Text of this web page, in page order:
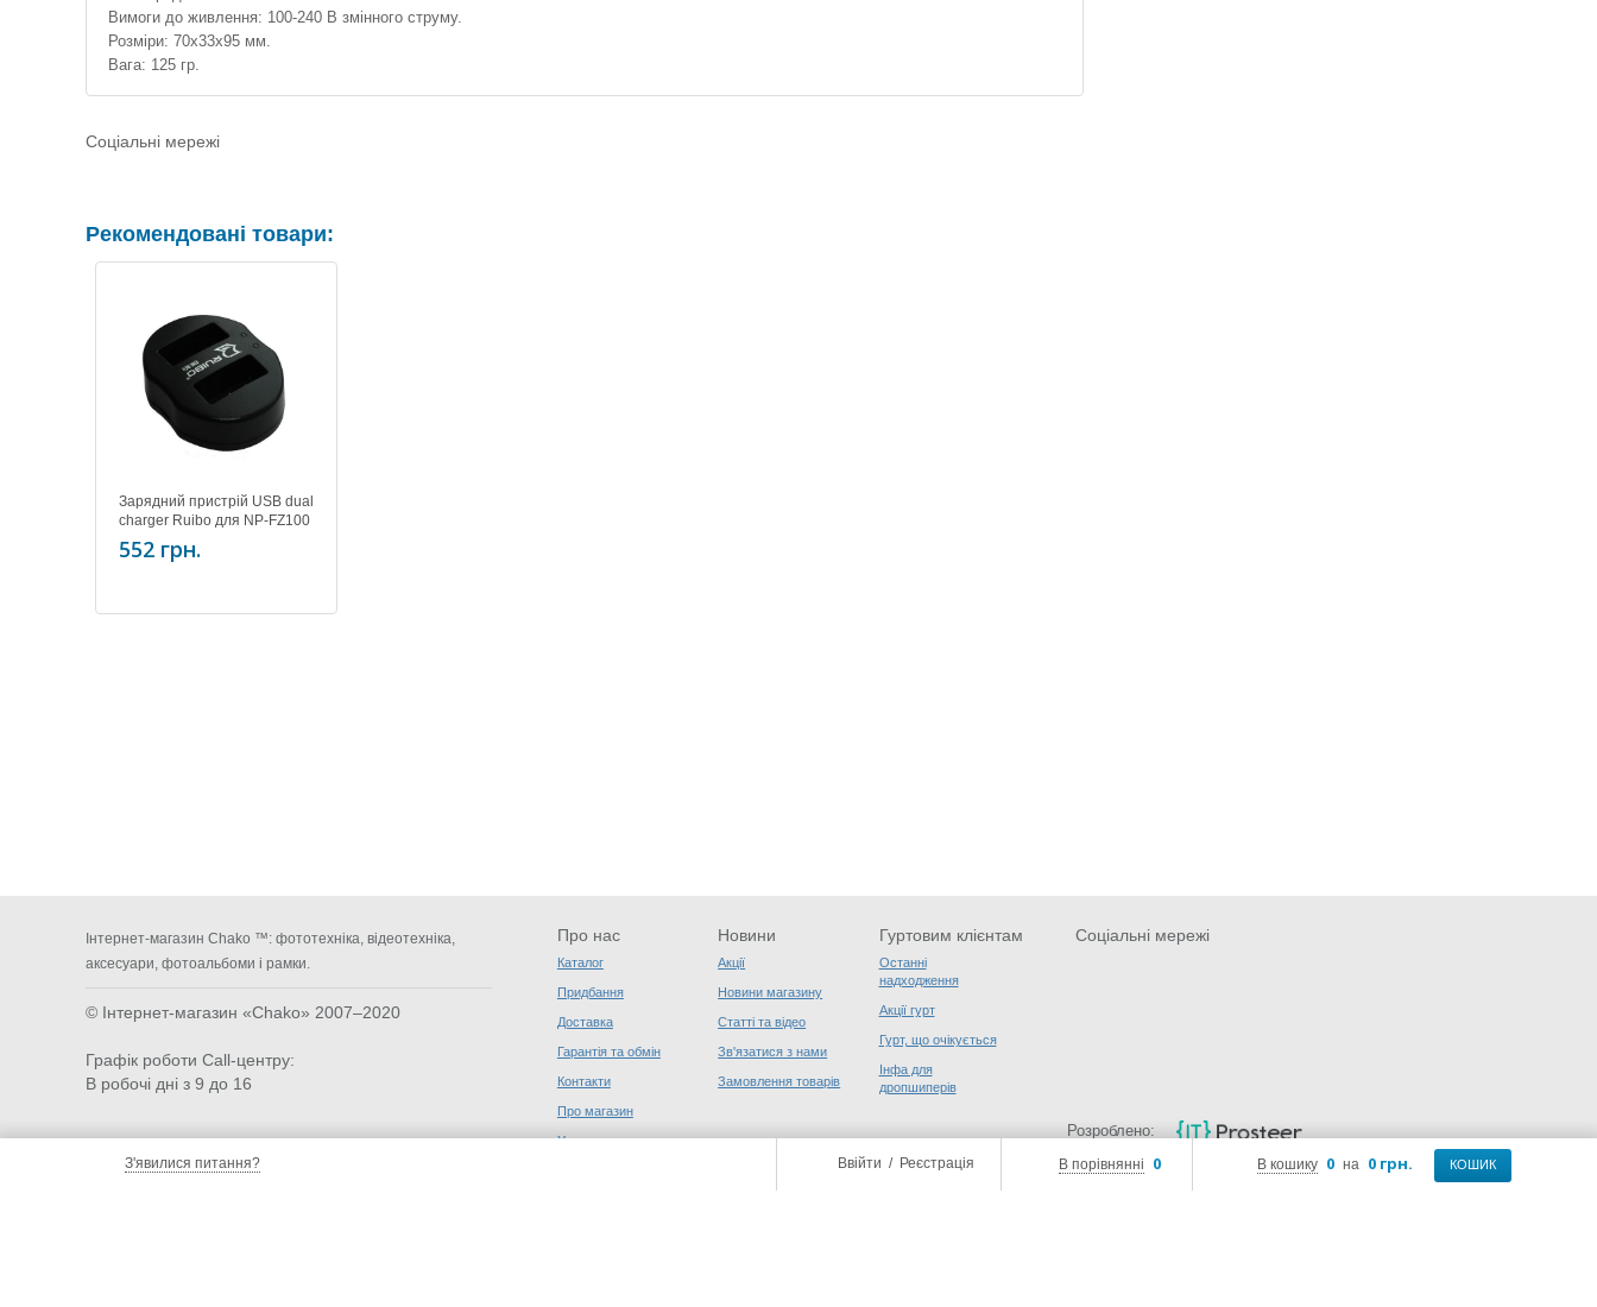
З'явилися питання? В кошику 0 на 0 грн. КОШИК
В порівнянні 0
Ввійти / Реєстрація
Вимоги до живлення: 100-240 В змінного струму.
Розміри: 70x33x95 мм.
Вага: 125 гр.
Соціальні мережі
Рекомендовані товари:
Зарядний пристрій USB dual
charger Ruibo для NP-FZ100
552 грн.
Інтернет-магазин Chako ™: фототехніка, відеотехніка,
аксесуари, фотоальбоми і рамки.
© Інтернет-магазин «Chako» 2007–2020
Графік роботи Call-центру:
В робочі дні з 9 до 16
Про нас
Каталог
Придбання
Доставка
Гарантія та обмін
Контакти
Про магазин
Угода користувача
Новини
Акції
Новини магазину
Статті та відео
Зв'язатися з нами
Замовлення товарів
Гуртовим клієнтам
Останні
надходження
Акції гурт
Гурт, що очікується
Інфа для
дропшиперів
Соціальні мережі
Розроблено: